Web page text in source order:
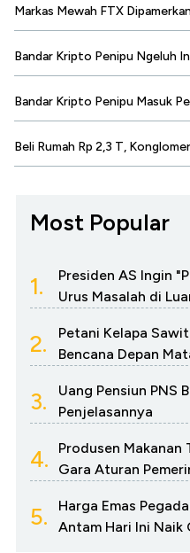
Markas Mewah FTX
Bandar Kripto Penipu Ngeluh
Bandar Kripto Penipu Masuk
Beli Rumah Rp 2,3 T,
Most Popular
1.
Presiden AS Ingin
Urus Masalah di
2.
Petani Kelapa
Bencana Depan
3.
Uang Pensiun PNS
Penjelasannya
4.
Produsen Makanan
Gara Aturan
5.
Harga Emas
Antam Hari Ini Naik